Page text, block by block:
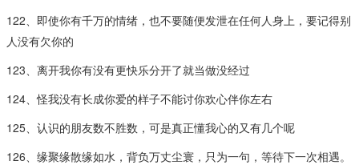
122、即使你有千万的情绪，也不要随便发泄在任何人身上，要记得别
人没有欠你的
123、离开我你有没有更快乐分开了就当做没经过
124、怪我没有长成你爱的样子不能讨你欢心伴你左右
125、认识的朋友数不胜数，可是真正懂我心的又有几个呢
126、缘聚缘散缘如水，背负万丈尘寰，只为一句，等待下一次相遇。